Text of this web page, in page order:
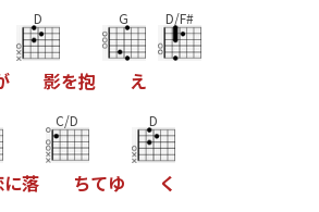
D
影を抱
G
え
D/F#
に落
C/D
ちてゆ
D
く